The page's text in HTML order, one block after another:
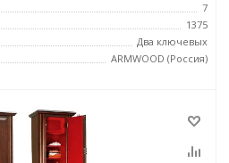
7
1375
Два ключевых
ARMWOOD (Россия)